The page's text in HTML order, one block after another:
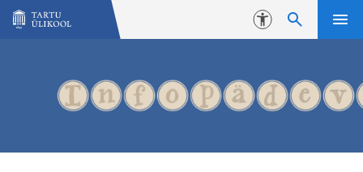
Liigu edasi põhisisu juurde
Juurdepääsetavus